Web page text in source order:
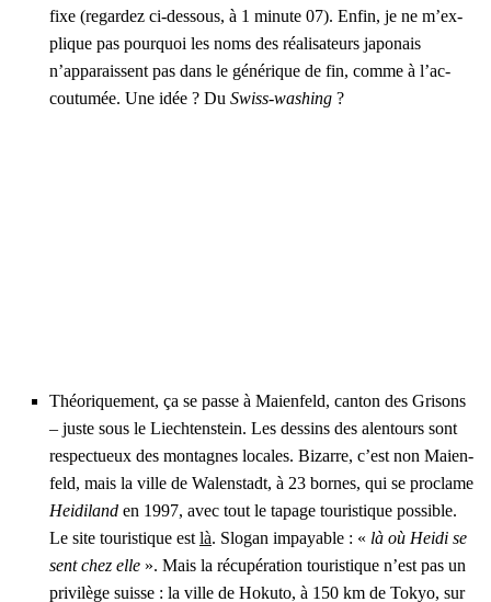
fixe (regar­dez ci-des­sous, à 1 minute 07). Enfin, je ne m’ex­
plique pas pour­quoi les noms des réa­li­sa­teurs japo­nais
n’apparaissent pas dans le géné­rique de fin, comme à l’ac­
cou­tu­mée. Une idée ? Du Swiss-washing ?
Théo­ri­que­ment, ça se passe à Maien­feld, can­ton des Gri­sons
– juste sous le Liech­ten­stein. Les des­sins des alen­tours sont
res­pec­tueux des mon­tagnes locales. Bizarre, c’est non Maien­
feld, mais la ville de Walens­tadt, à 23 bornes, qui se pro­clame
Hei­di­land en 1997, avec tout le tapage tou­ris­tique pos­sible.
Le site tou­ris­tique est là. Slo­gan impayable : « là où Hei­di se
sent chez elle ». Mais la récu­pé­ra­tion tou­ris­tique n’est pas un
pri­vi­lège suisse : la ville de Hoku­to, à 150 km de Tokyo, sur